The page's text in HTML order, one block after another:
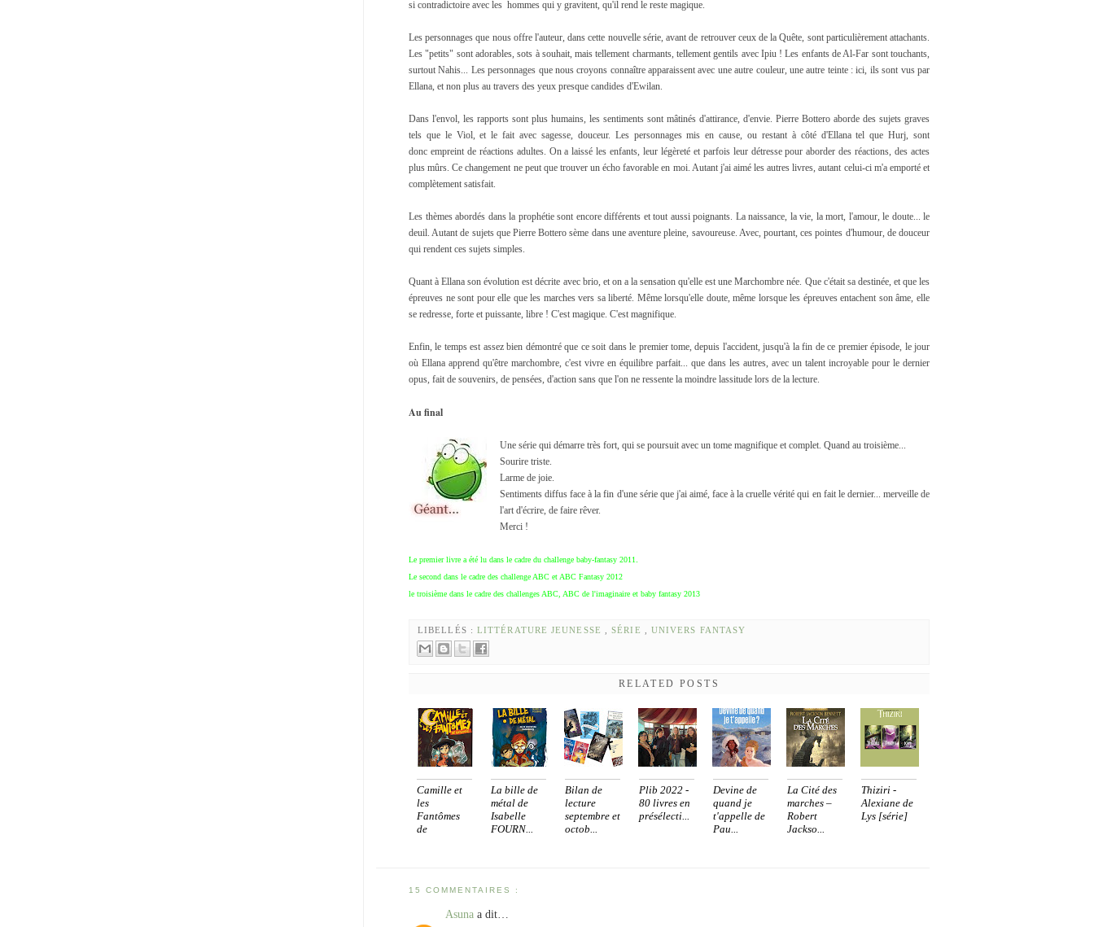
si contradictoire avec les hommes qui y gravitent, qu'il rend le reste magique.
Les personnages que nous offre l'auteur, dans cette nouvelle série, avant de retrouver ceux de la Quête, sont particulièrement attachants.
Les "petits" sont adorables, sots à souhait, mais tellement charmants, tellement gentils avec Ipiu ! Les enfants de Al-Far sont touchants,
surtout Nahis... Les personnages que nous croyons connaître apparaissent avec une autre couleur, une autre teinte : ici, ils sont vus par
Ellana, et non plus au travers des yeux presque candides d'Ewilan.
Dans l'envol, les rapports sont plus humains, les sentiments sont mâtinés d'attirance, d'envie. Pierre Bottero aborde des sujets graves
tels que le Viol, et le fait avec sagesse, douceur. Les personnages mis en cause, ou restant à côté d'Ellana tel que Hurj, sont
donc empreint de réactions adultes. On a laissé les enfants, leur légèreté et parfois leur détresse pour aborder des réactions, des actes
plus mûrs. Ce changement ne peut que trouver un écho favorable en moi. Autant j'ai aimé les autres livres, autant celui-ci m'a emporté et
complètement satisfait.
Les thèmes abordés dans la prophétie sont encore différents et tout aussi poignants. La naissance, la vie, la mort, l'amour, le doute... le
deuil. Autant de sujets que Pierre Bottero sème dans une aventure pleine, savoureuse. Avec, pourtant, ces pointes d'humour, de douceur
qui rendent ces sujets simples.
Quant à Ellana son évolution est décrite avec brio, et on a la sensation qu'elle est une Marchombre née. Que c'était sa destinée, et que les
épreuves ne sont pour elle que les marches vers sa liberté. Même lorsqu'elle doute, même lorsque les épreuves entachent son âme, elle
se redresse, forte et puissante, libre ! C'est magique. C'est magnifique.
Enfin, le temps est assez bien démontré que ce soit dans le premier tome, depuis l'accident, jusqu'à la fin de ce premier épisode, le jour
où Ellana apprend qu'être marchombre, c'est vivre en équilibre parfait... que dans les autres, avec un talent incroyable pour le dernier
opus, fait de souvenirs, de pensées, d'action sans que l'on ne ressente la moindre lassitude lors de la lecture.
Au final
Une série qui démarre très fort, qui se poursuit avec un tome magnifique et complet. Quand au troisième...
Sourire triste.
Larme de joie.
Sentiments diffus face à la fin d'une série que j'ai aimé, face à la cruelle vérité qui en fait le dernier... merveille de
l'art d'écrire, de faire rêver.
Merci !
Le premier livre a été lu dans le cadre du challenge baby-fantasy 2011 .
Le second dans le cadre des challenge ABC et ABC Fantasy 2012
le troisième dans le cadre des challenges ABC, ABC de l'imaginaire et baby fantasy 2013
LIBELLÉS :LITTÉRATURE JEUNESSE ,SÉRIE UNIVERS FANTASY
RELATED POSTS
Camille et
les
Fantômes
de
La bille de
métal de
Isabelle
FOURN...
Bilan de
lecture
septembre et
octob...
Plib 2022 -
80 livres en
présélecti...
Devine de
quand je
t'appelle de
Pau...
La Cité des
marches –
Robert
Jackso...
Thiziri -
Alexiane de
Lys [série]
15 COMMENTAIRES :
Asuna a dit…